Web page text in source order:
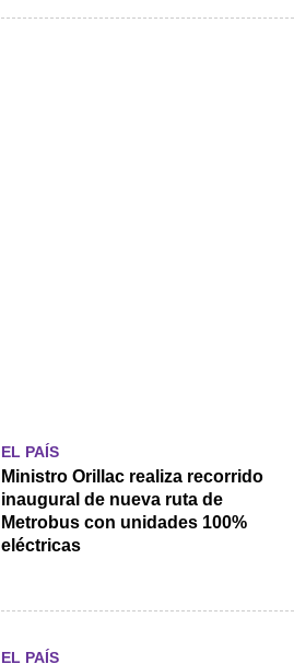
EL PAÍS
Ministro Orillac realiza recorrido
inaugural de nueva ruta de
Metrobus con unidades 100%
eléctricas
EL PAÍS